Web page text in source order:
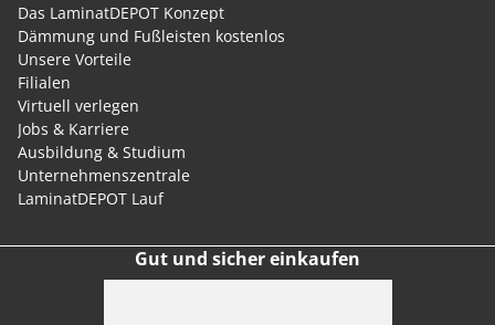
Das LaminatDEPOT Konzept
Dämmung und Fußleisten kostenlos
Unsere Vorteile
Filialen
Virtuell verlegen
Jobs & Karriere
Ausbildung & Studium
Unternehmenszentrale
LaminatDEPOT Lauf
Gut und sicher einkaufen